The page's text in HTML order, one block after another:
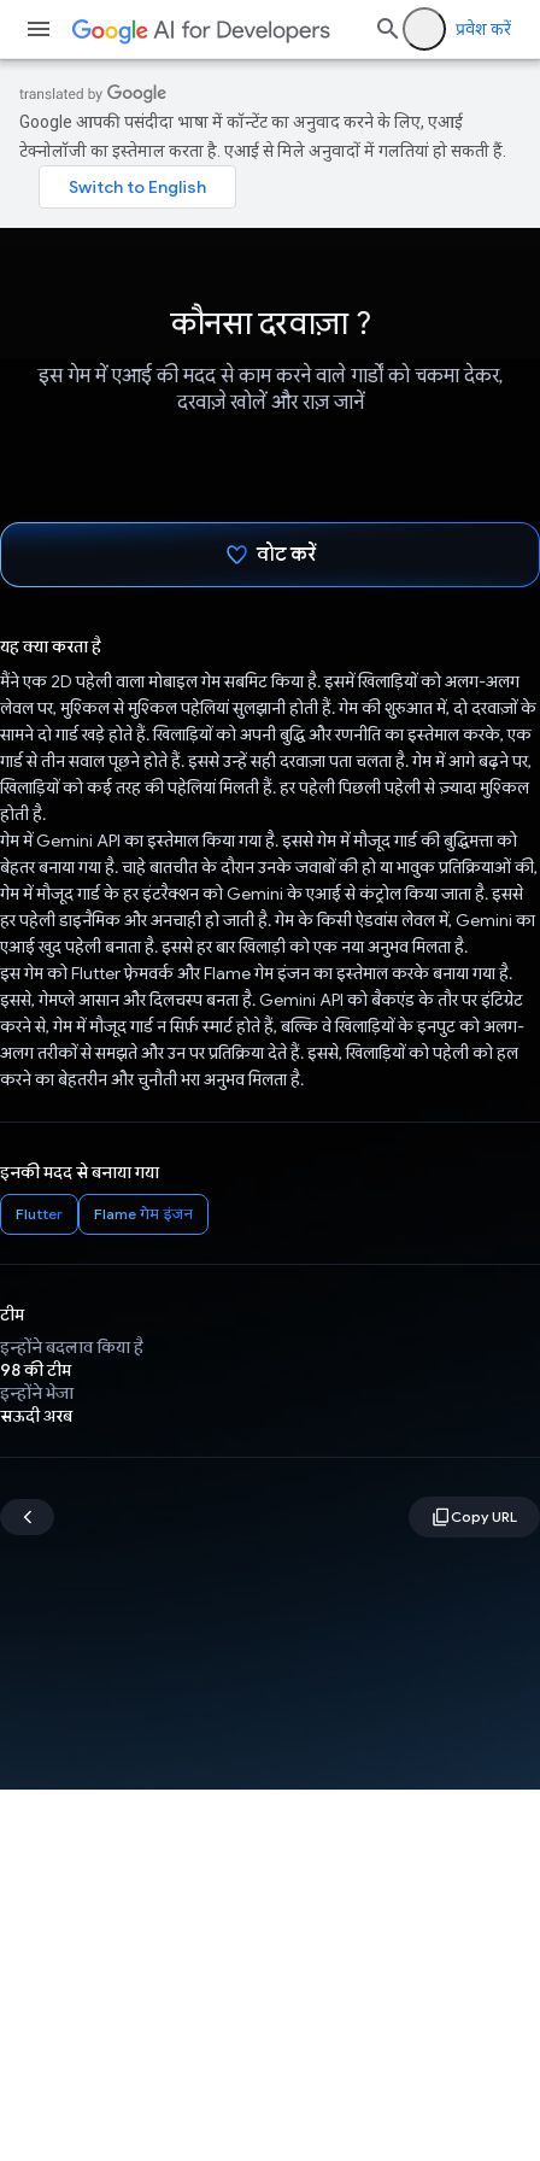
प्रवेश करें
Google आपकी पसंदीदा भाषा में कॉन्टेंट का अनुवाद करने के लिए, एआई
टेक्नोलॉजी का इस्तेमाल करता है. एआई से मिले अनुवादों में गलतियां हो सकती हैं.
कौनसा दरवाज़ा ?
इस गेम में एआई की मदद से काम करने वाले गार्डों को चकमा देकर,
दरवाज़े खोलें और राज़ जानें
वोट करें
यह क्या करता है
मैंने एक 2D पहेली वाला मोबाइल गेम सबमिट किया है. इसमें खिलाड़ियों को अलग-अलग
लेवल पर, मुश्किल से मुश्किल पहेलियां सुलझानी होती हैं. गेम की शुरुआत में, दो दरवाज़ों के
सामने दो गार्ड खड़े होते हैं. खिलाड़ियों को अपनी बुद्धि और रणनीति का इस्तेमाल करके, एक
गार्ड से तीन सवाल पूछने होते हैं. इससे उन्हें सही दरवाज़ा पता चलता है. गेम में आगे बढ़ने पर,
खिलाड़ियों को कई तरह की पहेलियां मिलती हैं. हर पहेली पिछली पहेली से ज़्यादा मुश्किल
होती है.
गेम में Gemini API का इस्तेमाल किया गया है. इससे गेम में मौजूद गार्ड की बुद्धिमत्ता को
बेहतर बनाया गया है. चाहे बातचीत के दौरान उनके जवाबों की हो या भावुक प्रतिक्रियाओं की,
गेम में मौजूद गार्ड के हर इंटरैक्शन को Gemini के एआई से कंट्रोल किया जाता है. इससे
हर पहेली डाइनैमिक और अनचाही हो जाती है. गेम के किसी ऐडवांस लेवल में, Gemini का
एआई खुद पहेली बनाता है. इससे हर बार खिलाड़ी को एक नया अनुभव मिलता है.
इस गेम को Flutter फ़्रेमवर्क और Flame गेम इंजन का इस्तेमाल करके बनाया गया है.
इससे, गेमप्ले आसान और दिलचस्प बनता है. Gemini API को बैकएंड के तौर पर इंटिग्रेट
करने से, गेम में मौजूद गार्ड न सिर्फ़ स्मार्ट होते हैं, बल्कि वे खिलाड़ियों के इनपुट को अलग-
अलग तरीकों से समझते और उन पर प्रतिक्रिया देते हैं. इससे, खिलाड़ियों को पहेली को हल
करने का बेहतरीन और चुनौती भरा अनुभव मिलता है.
इनकी मदद से बनाया गया
Flutter Flame गेम इंजन
टीम
इन्होंने बदलाव किया है
98 की टीम
इन्होंने भेजा
सऊदी अरब